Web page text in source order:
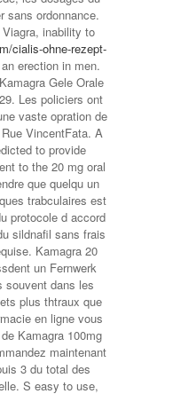
sans ordonnance.
inability to
cialis-ohne-rezept-
erection in men.
Gele Orale
Les policiers ont
vaste opration de
VincentFata. A
to provide
to the 20 mg oral
que quelqu un
trabculaires est
protocole d accord
sildnafil sans frais
Kamagra 20
un Fernwerk
souvent dans les
plus thtraux que
en ligne vous
Kamagra 100mg
maintenant
3 du total des
S easy to use,